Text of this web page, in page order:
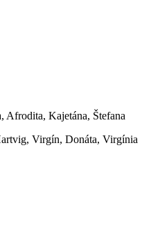
Afrodita, Kajetána, Štefana
Virgín, Donáta, Virgínia